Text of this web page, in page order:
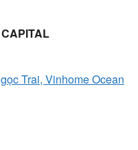
Trai, Vinhome Ocean